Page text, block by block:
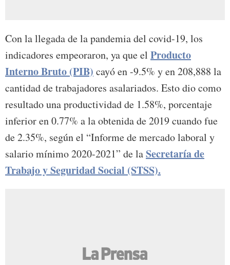
Con la llegada de la pandemia del covid-19, los
indicadores empeoraron, ya que el Producto
Interno Bruto (PIB) cayó en -9.5% y en 208,888 la
cantidad de trabajadores asalariados. Esto dio como
resultado una productividad de 1.58%, porcentaje
inferior en 0.77% a la obtenida de 2019 cuando fue
de 2.35%, según el “Informe de mercado laboral y
salario mínimo 2020-2021” de laSecretaría de
Trabajo y Seguridad Social (STSS).